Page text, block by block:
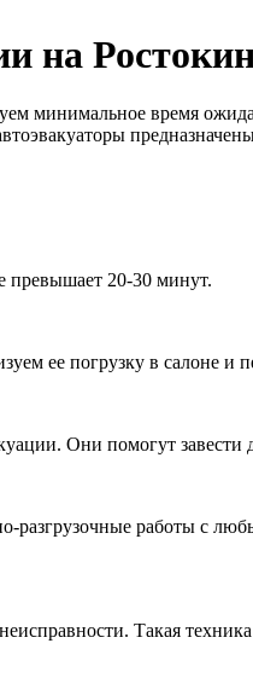
на
минимальное время
превышает 20-30 минут.
ее погрузку в салоне и
Они помогут завести
разгрузочные работы с
Такая техника